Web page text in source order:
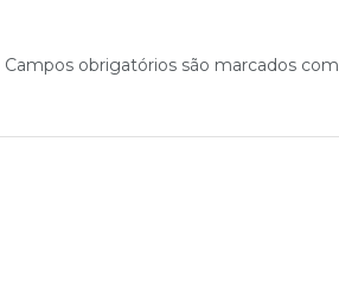
Campos obrigatórios são marcados com